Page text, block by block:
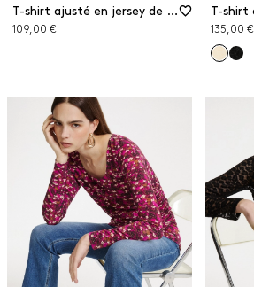
T-shirt ajusté en jersey de viscose
109,00 € 135,00 €